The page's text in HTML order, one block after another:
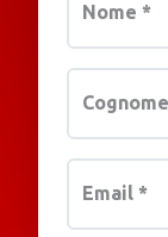
Nome *
Cognome
Email *